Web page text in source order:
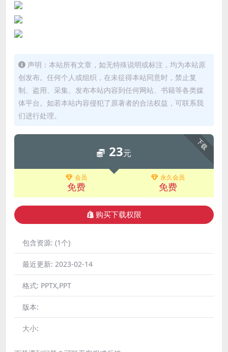
声明：本站所有文章，如无特殊说明或标注，均为本站原
创发布。任何个人或组织，在未征得本站同意时，禁止复
制、盗用、采集、发布本站内容到任何网站、书籍等各类媒
体平台。如若本站内容侵犯了原著者的合法权益，可联系我
们进行处理。
下载
23元
会员
免费
永久会员
免费
购买下载权限
包含资源: (1个)
最近更新: 2023-02-14
格式: PPTX,PPT
版本:
大小: